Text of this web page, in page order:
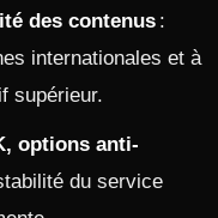
des contenus :
internationales et à
supérieur.
options anti-
du service